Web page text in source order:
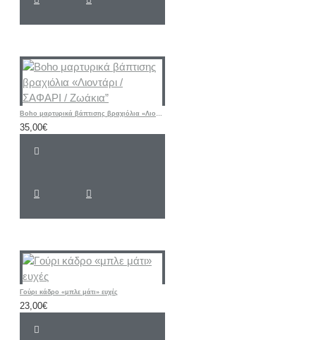
Boho μαρτυρικά βάπτισης βραχιόλια «Λιοντάρι / ΣΑΦΑΡΙ / Ζωάκια”
35,00€
Γούρι κάδρο «μπλε μάτι» ευχές
23,00€